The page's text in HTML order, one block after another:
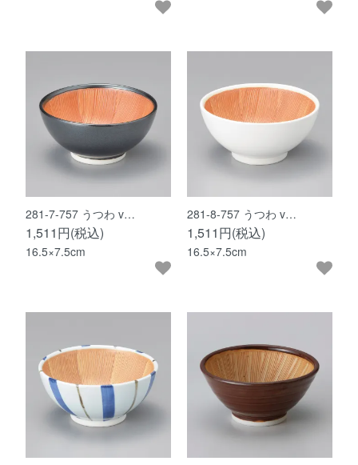
281-7-757 うつわ v…
1,511円(税込)
16.5×7.5cm
281-8-757 うつわ v…
1,511円(税込)
16.5×7.5cm